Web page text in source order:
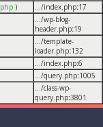
) .../index.php:17
.../wp-blog-
header.php:19
.../template-
loader.php:132
.../index.php:6
.../query.php:1005
.../class-wp-
query.php:3801